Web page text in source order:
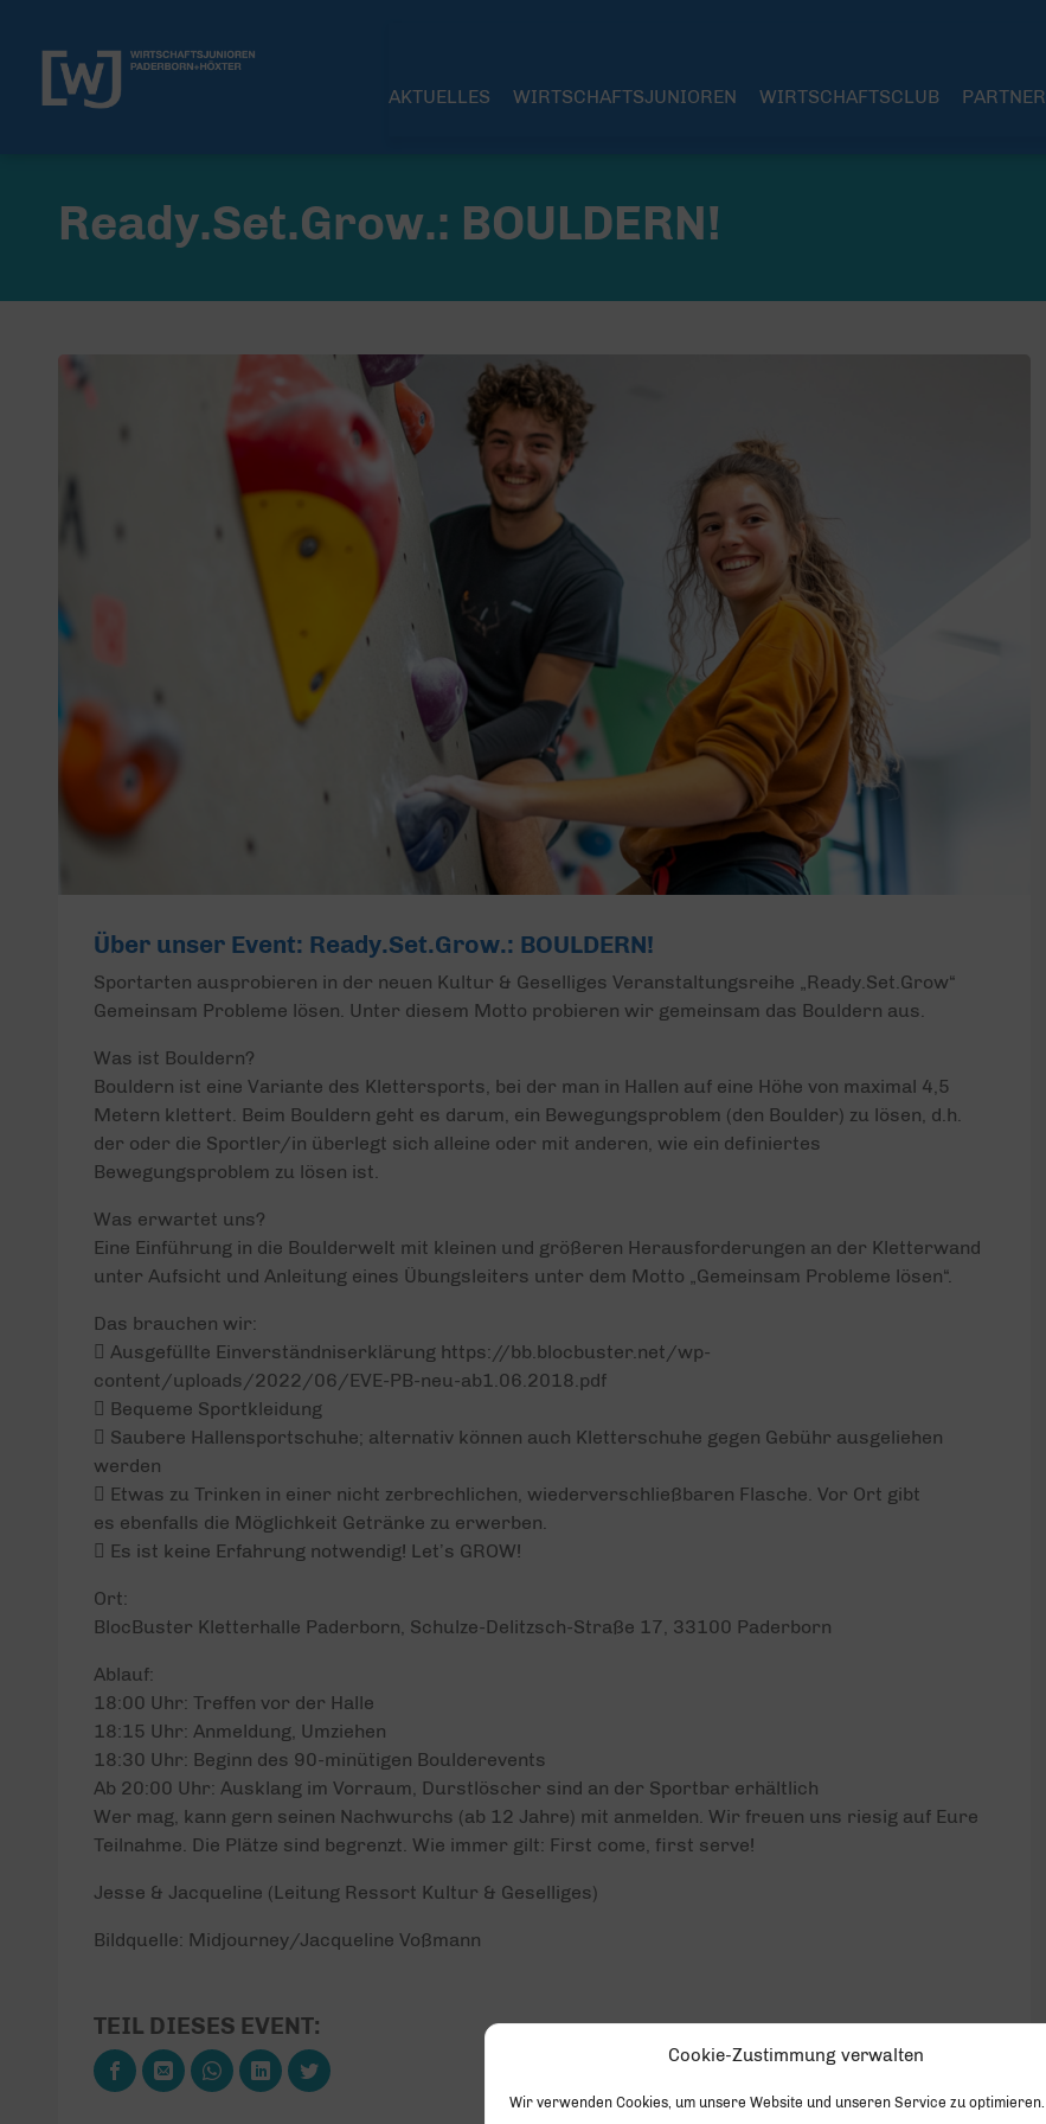
Cookie-Zustimmung verwalten
Wir verwenden Cookies, um unsere Website und unseren Service zu optimieren.
AKTUELLES WIRTSCHAFTSJUNIOREN WIRTSCHAFTSCLUB PARTNER
Ready.Set.Grow.: BOULDERN!
Über unser Event: Ready.Set.Grow.: BOULDERN!
Sportarten ausprobieren in der neuen Kultur & Geselliges Veranstaltungsreihe „Ready.Set.Grow“
Gemeinsam Probleme lösen. Unter diesem Motto probieren wir gemeinsam das Bouldern aus.
Was ist Bouldern?
Bouldern ist eine Variante des Klettersports, bei der man in Hallen auf eine Höhe von maximal 4,5
Metern klettert. Beim Bouldern geht es darum, ein Bewegungsproblem (den Boulder) zu lösen, d.h.
der oder die Sportler/in überlegt sich alleine oder mit anderen, wie ein definiertes
Bewegungsproblem zu lösen ist.
Was erwartet uns?
Eine Einführung in die Boulderwelt mit kleinen und größeren Herausforderungen an der Kletterwand
unter Aufsicht und Anleitung eines Übungsleiters unter dem Motto „Gemeinsam Probleme lösen“.
Das brauchen wir:
 Ausgefüllte Einverständniserklärung https://bb.blocbuster.net/wp-
content/uploads/2022/06/EVE-PB-neu-ab1.06.2018.pdf
 Bequeme Sportkleidung
 Saubere Hallensportschuhe; alternativ können auch Kletterschuhe gegen Gebühr ausgeliehen
werden
 Etwas zu Trinken in einer nicht zerbrechlichen, wiederverschließbaren Flasche. Vor Ort gibt
es ebenfalls die Möglichkeit Getränke zu erwerben.
 Es ist keine Erfahrung notwendig! Let’s GROW!
Ort:
BlocBuster Kletterhalle Paderborn, Schulze-Delitzsch-Straße 17, 33100 Paderborn
Ablauf:
18:00 Uhr: Treffen vor der Halle
18:15 Uhr: Anmeldung, Umziehen
18:30 Uhr: Beginn des 90-minütigen Boulderevents
Ab 20:00 Uhr: Ausklang im Vorraum, Durstlöscher sind an der Sportbar erhältlich
Wer mag, kann gern seinen Nachwurchs (ab 12 Jahre) mit anmelden. Wir freuen uns riesig auf Eure
Teilnahme. Die Plätze sind begrenzt. Wie immer gilt: First come, first serve!
Jesse & Jacqueline (Leitung Ressort Kultur & Geselliges)
Bildquelle: Midjourney/Jacqueline Voßmann
TEIL DIESES EVENT: